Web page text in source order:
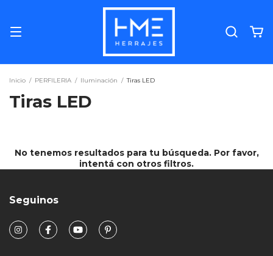
Inicio / PERFILERIA / Iluminación / Tiras LED
Tiras LED
No tenemos resultados para tu búsqueda. Por favor,
intentá con otros filtros.
Seguinos